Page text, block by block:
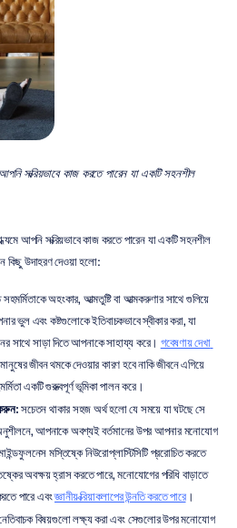
সক্রিয়ভাবে কাজ করতে পারেন যা একটি সহনশীল
আপনি সক্রিয়ভাবে কাজ করতে পারেন যা একটি সহনশীল
কিছু উদাহরণ দেওয়া হলো:
সহমর্মিতাকে অহংকার, আত্মতুষ্টি বা আত্মকরুণার সাথে গুলিয়ে
ভুল এবং কষ্টগুলোকে ইতিবাচকভাবে স্বীকার করা, যা
সাথে সাড়া দিতে আপনাকে সাহায্য করে। গবেষণায় দেখা
জীবন থমকে দেওয়ার কারণ হবে নাকি জীবনে এগিয়ে
একটি গুরুত্বপূর্ণ ভূমিকা পালন করে।
সচেতন থাকার সহজ অর্থ হলো যে সময়ে যা ঘটছে সে
আপনাকে অবশ্যই বর্তমানের উপর আপনার মনোযোগ
মস্তিষ্কে নিউরোপ্লাস্টিসিটি প্ররোচিত করতে
অবক্ষয় হ্রাস করতে পারে, মনোযোগের পরিধি বাড়াতে
পারে এবং জ্ঞানীয় ক্রিয়াকলাপের উন্নতি করতে পারে।
বিষয়গুলো লক্ষ্য করা এবং সেগুলোর উপর মনোযোগ